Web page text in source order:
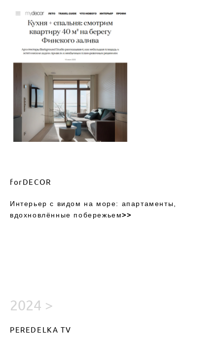
forDECOR
Интерьер с видом на море: апартаменты,
вдохновлённые побережьем>>
2024 >
PEREDELKA TV